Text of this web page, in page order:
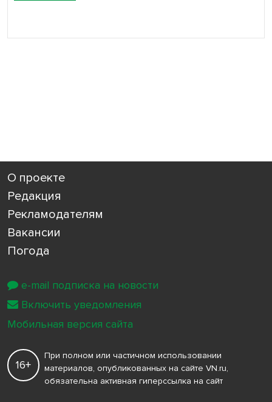
О проекте
Редакция
Рекламодателям
Вакансии
Погода
16+
При полном или частичном использовании
материалов, опубликованных на сайте VN.ru,
обязательна активная гиперссылка на сайт
e-mail подписка на новости
Включить уведомления
Мобильная версия сайта